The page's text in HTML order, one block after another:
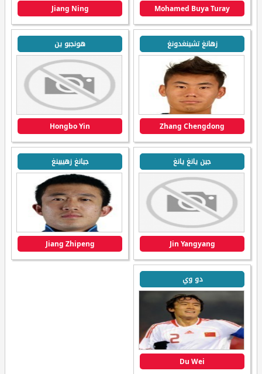
Mohamed Buya Turay
Jiang Ning
زهانغ تشينغدونغ
Zhang Chengdong
هونجبو ين
Hongbo Yin
جين يانغ يانغ
Jin Yangyang
جيانغ زهيبينغ
Jiang Zhipeng
دو وي
Du Wei